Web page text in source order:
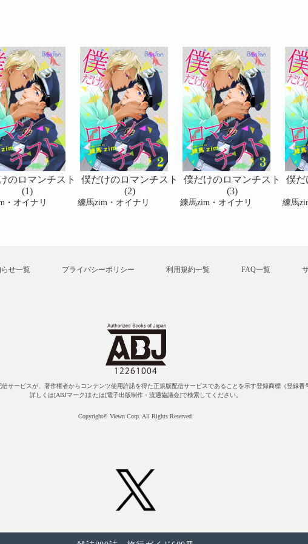
のロマンチスト
(1)
・オイナリ
僕だけのロマンチスト
(2)
練馬zim・オイナリ
僕だけのロマンチスト
(3)
練馬zim・オイナリ
僕だ
練馬
らせ一覧 プライバシーポリシー 利用規約一覧 FAQ一覧
サービスが、著作権者からコンテンツ使用許諾を得た正規版配信サービスであることを示す登録商標（登録番
詳しくは[ABJマーク]または[電子出版制作・流通協議会]で検索してください。
Copyright© Viewn Corp. All Rights Reserved.